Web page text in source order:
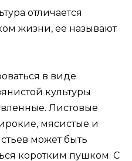
отличается
жизни, ее называют
в виде
культуры
Листовые
мясистые и
может быть
коротким пушком. С